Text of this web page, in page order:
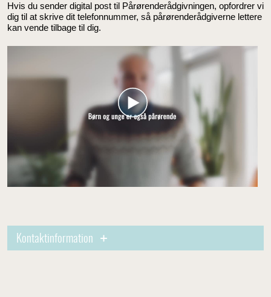
Hvis du sender digital post til Pårørenderådgivningen, opfordrer vi
dig til at skrive dit telefonnummer, så pårørenderådgiverne lettere
kan vende tilbage til dig.
Kontaktinformation